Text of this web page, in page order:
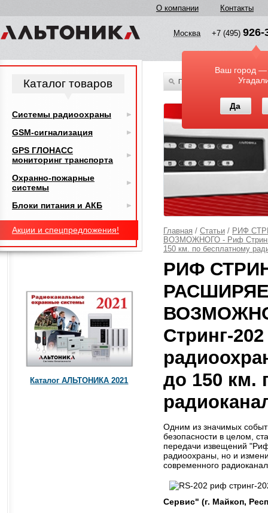
О компании Контакты
Москва +7 (495) 926-
Ваш город —
Да
По всему каталогу
Главная / Статьи / РИФ
ВОЗМОЖНОГО - Риф Стринг-
150 км. по бесплатному
РИФ
Стринг-
до 150 км.
Одним из значимых
безопасности в целом,
передачи извещений
радиоохраны, но и
современного
Сервис" (г. Майкоп,
Каталог товаров
Системы радиоохраны
GSM-сигнализация
GPS ГЛОНАСС
мониторинг транспорта
Охранно-пожарные
системы
Блоки питания и АКБ
Акции и спецпредложения!
Каталог АЛЬТОНИКА 2021